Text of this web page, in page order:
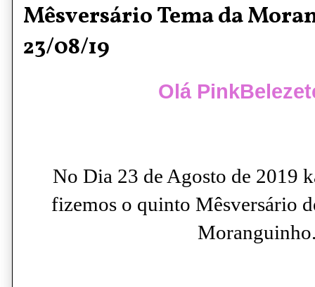
Mêsversário Tema da
23/08/19
Olá
No Dia 23 de Agosto de 2019
fizemos o quinto Mêsversário